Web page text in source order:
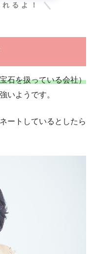
るよ！
石を扱っている会社）
いようです。
ートしているとしたら